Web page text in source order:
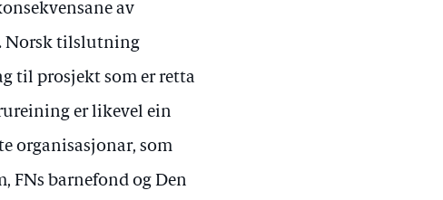
av
Norsk tilslutning
til prosjekt som er retta
er likevel ein
organisasjonar, som
FNs barnefond og Den